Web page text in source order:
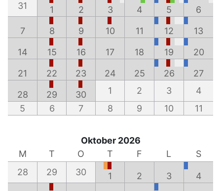
31
1 2 3 4 5 6
7 8 9 10 11 12 13
14 15 16 17 18 19 20
21 22 23 24 25 26 27
28 29 30 1 2 3
4
5
6 7 8 9 10 11
Oktober 2026
M
T O T F L
S
28
29 30 1 2 3 4